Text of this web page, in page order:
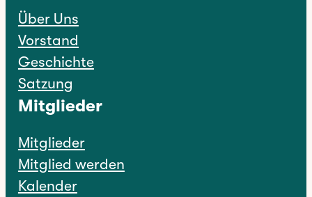
Über Uns
Vorstand
Geschichte
Satzung
Mitglieder
Mitglieder
Mitglied werden
Kalender